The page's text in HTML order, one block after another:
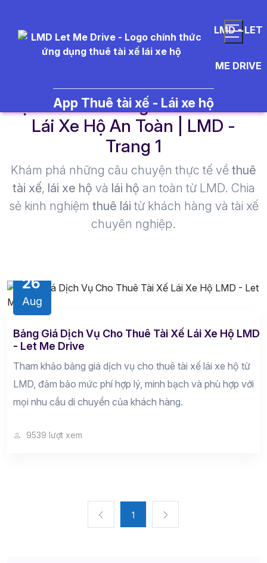
LMD - LET
ME DRIVE
App Thuê tài xế - Lái xe hộ
đặt tài xế dễ dàng - Thuê Tài Xế
Lái Xe Hộ An Toàn | LMD -
Trang 1​
Khám phá những câu chuyện thực tế về thuê
tài xế, lái xe hộ và lái hộ an toàn từ LMD. Chia
sẻ kinh nghiệm thuê lái từ khách hàng và tài xế
chuyên nghiệp.
26
Aug
Bảng Giá Dịch Vụ Cho Thuê Tài Xế Lái Xe Hộ LMD
- Let Me Drive
Tham khảo bảng giá dịch vụ cho thuê tài xế lái xe hộ từ
LMD, đảm bảo mức phí hợp lý, minh bạch và phù hợp với
mọi nhu cầu di chuyển của khách hàng.
9539 lượt xem
1